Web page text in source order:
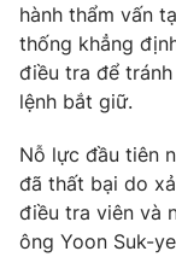
Liên hệ quảng cáo:
hành thẩm vấn
thống khẳng
điều tra để
lệnh bắt giữ.
Nỗ lực đầu tiên
đã thất bại do
điều tra viên và
ông Yoon Suk-